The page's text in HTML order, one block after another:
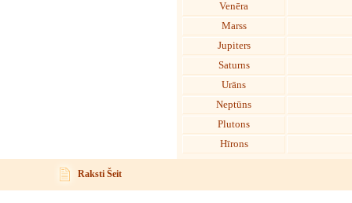
Venēra
Marss
Jupiters
Saturns
Urāns
Neptūns
Plutons
Hīrons
Raksti Šeit